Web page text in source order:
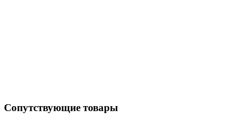
Сопутствующие товары